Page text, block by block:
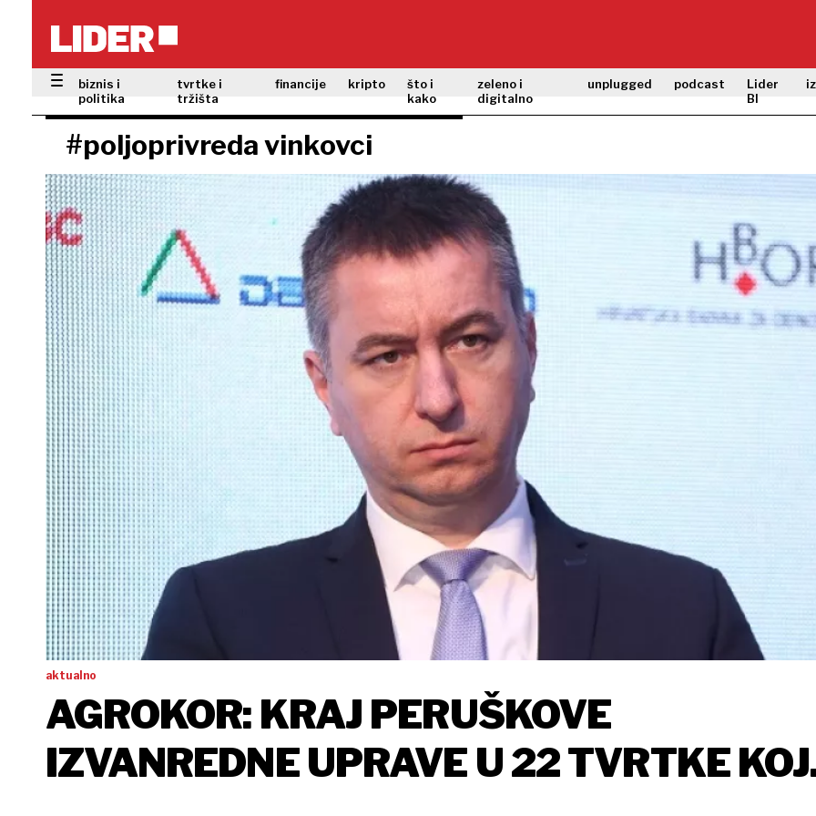
biznis i
politika
tvrtke i
tržišta
financije kripto
što i
kako
zeleno i
digitalno
unplugged podcast
Lider
BI
#poljoprivreda vinkovci
aktualno
AGROKOR: KRAJ PERUŠKOVE
IZVANREDNE UPRAVE U 22 TVRTKE